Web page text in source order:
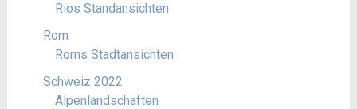
Rios Standansichten
Rom
Roms Stadtansichten
Schweiz 2022
Alpenlandschaften